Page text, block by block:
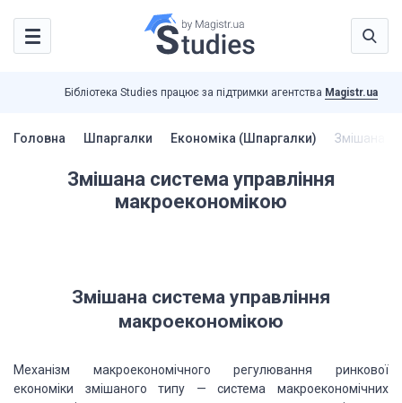
Бібліотека Studies працює за підтримки агентства Magistr.ua
Головна Шпаргалки Економіка (Шпаргалки) Змішана
Змішана система управління
макроекономікою
Змішана система управління
макроекономікою
Механізм макроекономічного регулювання ринкової
економіки змішаного типу — система макроекономічних